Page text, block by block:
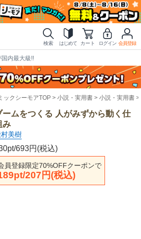
検索 はじめて カート ログイン 会員登録
内最大級!!
ックシーモアTOP 小説・実用書 小説・実用書
ームをつくる 人がみずから動く仕
み
村美樹
693円(税込)
員登録限定70%OFFクーポンで
207円(税込)